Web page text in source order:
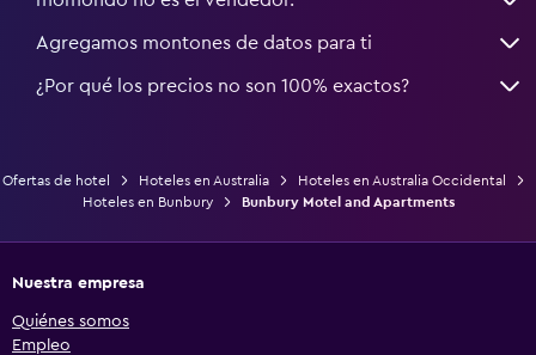
Agregamos montones de datos para ti
¿Por qué los precios no son 100% exactos?
Ofertas de hotel Hoteles en Australia
Hoteles en Australia Occidental
Hoteles en Bunbury
Bunbury Motel and Apartments
Nuestra empresa
Quiénes somos
Empleo